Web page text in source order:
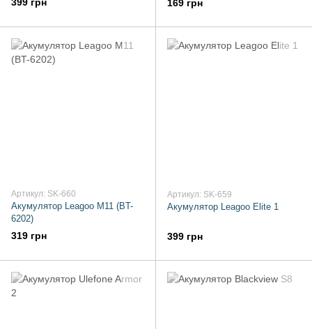
169 грн
Артикул: SK-660
Акумулятор Leagoo M11 (BT-
6202)
319 грн
Артикул: SK-659
Акумулятор Leagoo Elite 1
399 грн